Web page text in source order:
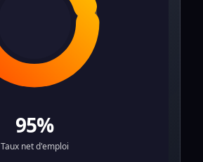
95%
Taux net d'emploi